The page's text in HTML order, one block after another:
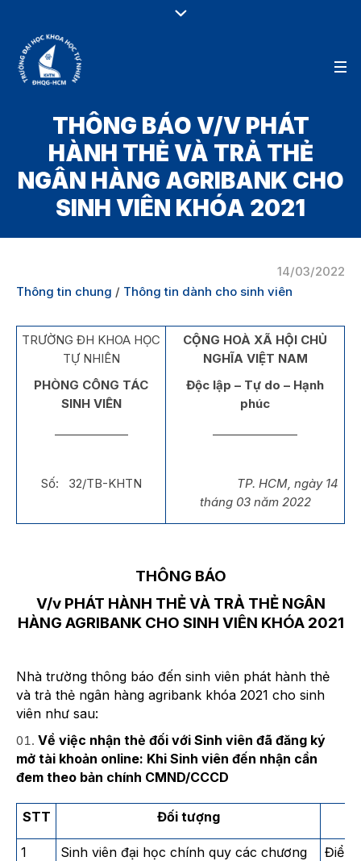
THÔNG BÁO V/V PHÁT
HÀNH THẺ VÀ TRẢ THẺ
NGÂN HÀNG AGRIBANK CHO
SINH VIÊN KHÓA 2021
14/03/2022
Thông tin chung / Thông tin dành cho sinh viên
TRƯỜNG ĐH KHOA HỌC
TỰ NHIÊN
PHÒNG CÔNG TÁC
SINH VIÊN
Số: 32/TB-KHTN
CỘNG HOÀ XÃ HỘI CHỦ
NGHĨA VIỆT NAM
Độc lập – Tự do – Hạnh
phúc
TP. HCM, ngày 14
tháng 03 năm 2022
THÔNG BÁO
V/v PHÁT HÀNH THẺ VÀ TRẢ THẺ NGÂN
HÀNG AGRIBANK CHO SINH VIÊN KHÓA 2021
Nhà trường thông báo đến sinh viên phát hành thẻ
và trả thẻ ngân hàng agribank khóa 2021 cho sinh
viên như sau:
Về việc nhận thẻ đối với Sinh viên đã đăng ký
mở tài khoản online: Khi Sinh viên đến nhận cần
đem theo bản chính CMND/CCCD
STT Đối tượng
1
Sinh viên đại học chính quy các chương
Điểm